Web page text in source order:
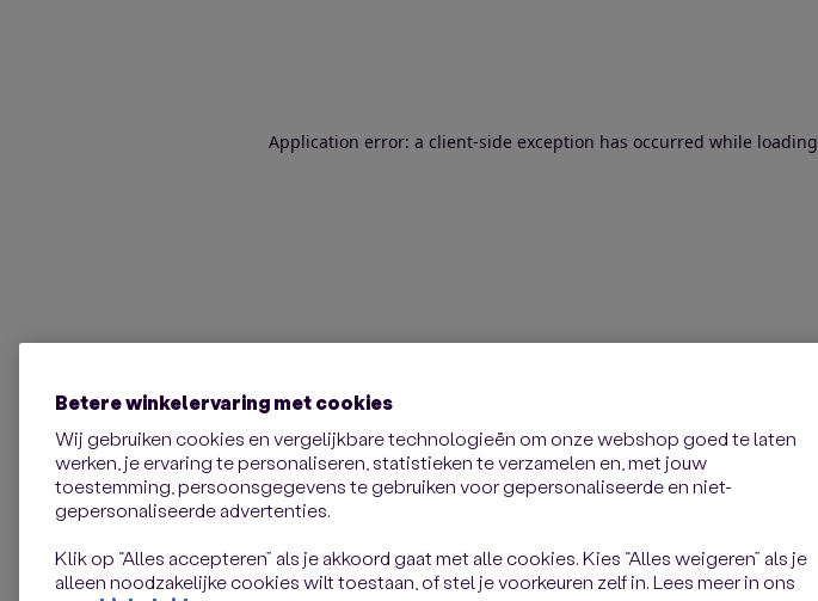
Application error: a client-side exception has occurred while loading
Betere winkelervaring met cookies
Wij gebruiken cookies en vergelijkbare technologieën om onze webshop goed te laten
werken, je ervaring te personaliseren, statistieken te verzamelen en, met jouw
toestemming, persoonsgegevens te gebruiken voor gepersonaliseerde en niet-
gepersonaliseerde advertenties.
Klik op “Alles accepteren” als je akkoord gaat met alle cookies. Kies “Alles weigeren” als je
alleen noodzakelijke cookies wilt toestaan, of stel je voorkeuren zelf in. Lees meer in ons